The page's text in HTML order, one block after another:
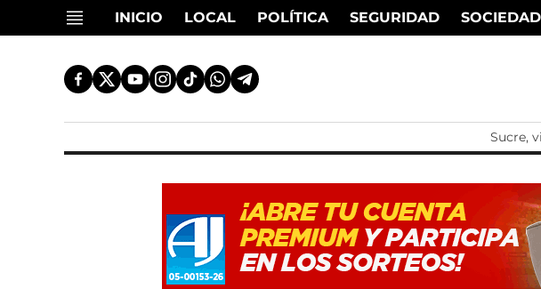
INICIO LOCAL POLÍTICA SEGURIDAD SOCIEDAD
Sucre,